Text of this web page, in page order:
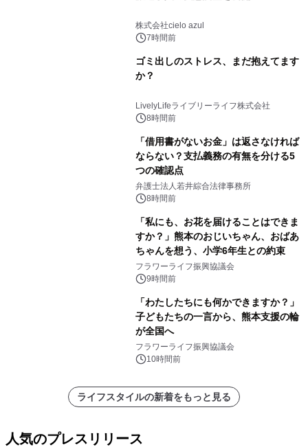
株式会社cielo azul
7時間前
ゴミ出しのストレス、まだ抱えてます
か？
LivelyLifeライブリーライフ株式会社
8時間前
「借用書がないお金」は返さなければ
ならない？支払義務の有無を分ける5
つの確認点
弁護士法人若井綜合法律事務所
8時間前
「私にも、お花を届けることはできま
すか？」熊本のおじいちゃん、おばあ
ちゃんを想う、小学6年生との約束
フラワーライフ振興協議会
9時間前
「わたしたちにも何かできますか？」
子どもたちの一言から、熊本支援の輪
が全国へ
フラワーライフ振興協議会
10時間前
ライフスタイルの新着をもっと見る
人気のプレスリリース